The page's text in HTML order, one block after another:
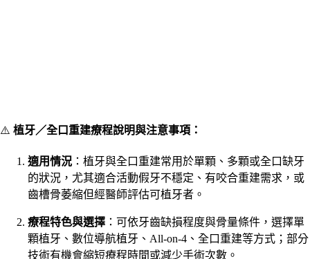
⚠️ 植牙／全口重建療程說明與注意事項：
適用情況 ：植牙與全口重建常用於單顆、多顆或全口缺牙
的狀況，尤其適合活動假牙不穩定、有咬合重建需求，或
齒槽骨萎縮但經醫師評估可植牙者。
療程特色與選擇 ：可依牙齒缺損程度與骨量條件，選擇單
顆植牙、數位導航植牙、All-on-4、全口重建等方式；部分
技術有機會縮短療程時間或減少手術次數。